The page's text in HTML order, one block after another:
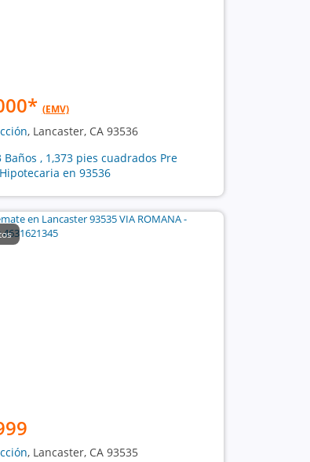
* (EMV)
, Lancaster, CA 93536
Baños , 1,373 pies cuadrados Pre
en 93536
, Lancaster, CA 93535